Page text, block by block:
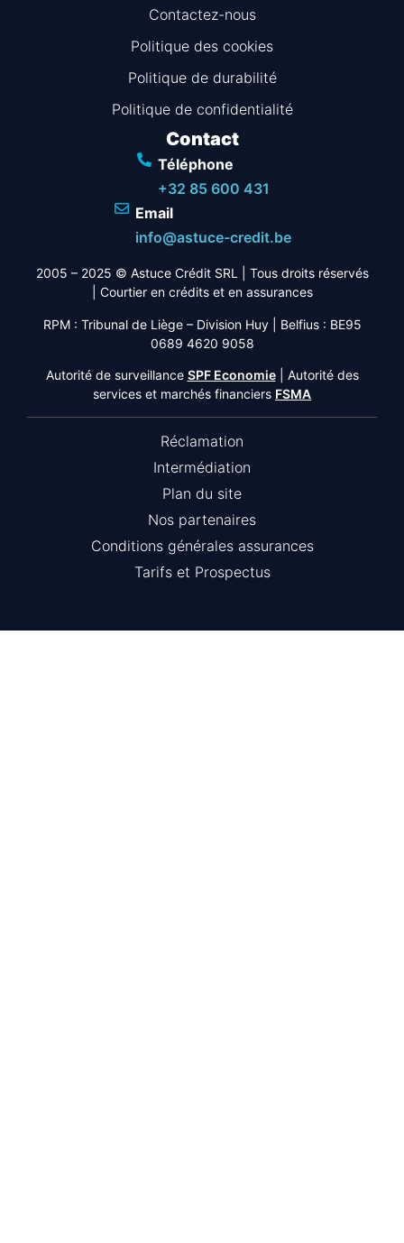
Contactez-nous
Politique des cookies
Politique de durabilité
Politique de confidentialité
Contact
Téléphone
+32 85 600 431
Email
info@astuce-credit.be
2005 – 2025 © Astuce Crédit SRL
| Tous droits réservés
Courtier en crédits et en assurances
RPM : Tribunal de Liège – Division Huy | Belfius : BE95
0689 4620 9058
Autorité de surveillance SPF Economie| Autorité des
services et marchés financiers FSMA
Réclamation
Intermédiation
Plan du site
Nos partenaires
Conditions générales assurances
Tarifs et Prospectus